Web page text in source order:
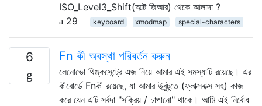
ISO_Level3_Shift(আল্ট জিআর) থেকে আলাদা ?
29
keyboard xmodmap special-characters
6 Fn কী অবস্থা পরিবর্তন করুন
লেনোভো থিঙ্কসেন্ট্রে এজ নিয়ে আমার এই সমস্যাটি রয়েছে। এর
কীবোর্ডে Fnকী রয়েছে, যা আমার উবুন্টুতে (ফ্লাক্সবাক্স সহ) কাজ
করে যেন এটি সর্বদা "সক্রিয় / চাপানো" থাকে। আমি এই নির্বোধ